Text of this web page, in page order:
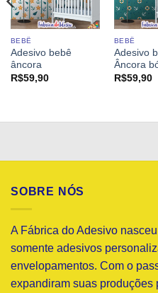
BEBÊ
Adesivo bebê
âncora
R$59,90
BEBÊ
Adesivo
Âncora
R$59,90
SOBRE NÓS
A Fábrica do Adesivo
somente adesivos
envelopamentos. Com o
expandiram suas produções